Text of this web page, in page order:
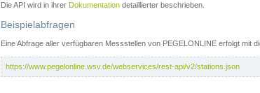
Die API wird in ihrer Dokumentation detaillierter beschrieben.
Beispielabfragen
Eine Abfrage aller verfügbaren Messstellen von PEGELONLINE erfolgt mit
https://www.pegelonline.wsv.de/webservices/rest-api/v2/stations.json